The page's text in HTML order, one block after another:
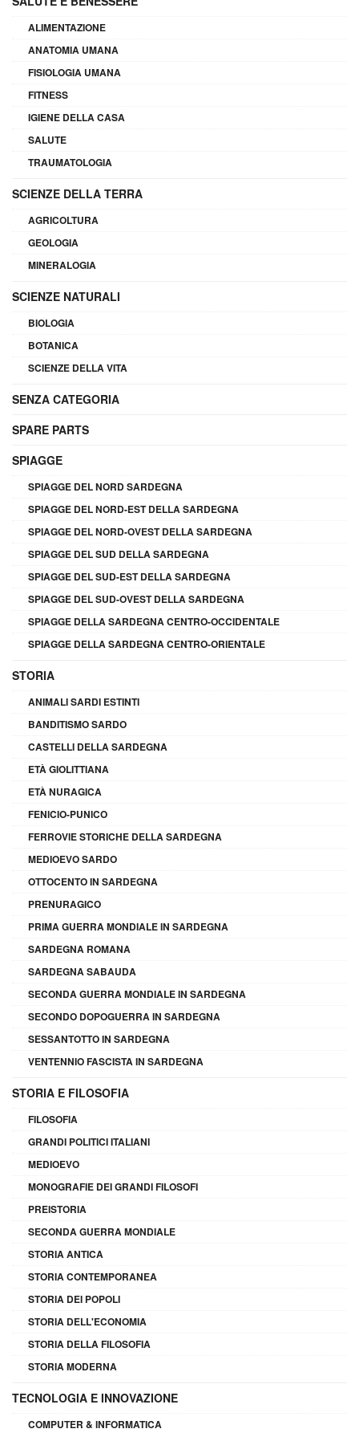
ALIMENTAZIONE
ANATOMIA UMANA
FISIOLOGIA UMANA
FITNESS
IGIENE DELLA CASA
SALUTE
TRAUMATOLOGIA
SCIENZE DELLA TERRA
AGRICOLTURA
GEOLOGIA
MINERALOGIA
SCIENZE NATURALI
BIOLOGIA
BOTANICA
SCIENZE DELLA VITA
SENZA CATEGORIA
SPARE PARTS
SPIAGGE
SPIAGGE DEL NORD SARDEGNA
SPIAGGE DEL NORD-EST DELLA SARDEGNA
SPIAGGE DEL NORD-OVEST DELLA SARDEGNA
SPIAGGE DEL SUD DELLA SARDEGNA
SPIAGGE DEL SUD-EST DELLA SARDEGNA
SPIAGGE DEL SUD-OVEST DELLA SARDEGNA
SPIAGGE DELLA SARDEGNA CENTRO-OCCIDENTALE
SPIAGGE DELLA SARDEGNA CENTRO-ORIENTALE
STORIA
ANIMALI SARDI ESTINTI
BANDITISMO SARDO
CASTELLI DELLA SARDEGNA
ETÀ GIOLITTIANA
ETÀ NURAGICA
FENICIO-PUNICO
FERROVIE STORICHE DELLA SARDEGNA
MEDIOEVO SARDO
OTTOCENTO IN SARDEGNA
PRENURAGICO
PRIMA GUERRA MONDIALE IN SARDEGNA
SARDEGNA ROMANA
SARDEGNA SABAUDA
SECONDA GUERRA MONDIALE IN SARDEGNA
SECONDO DOPOGUERRA IN SARDEGNA
SESSANTOTTO IN SARDEGNA
VENTENNIO FASCISTA IN SARDEGNA
STORIA E FILOSOFIA
FILOSOFIA
GRANDI POLITICI ITALIANI
MEDIOEVO
MONOGRAFIE DEI GRANDI FILOSOFI
PREISTORIA
SECONDA GUERRA MONDIALE
STORIA ANTICA
STORIA CONTEMPORANEA
STORIA DEI POPOLI
STORIA DELL'ECONOMIA
STORIA DELLA FILOSOFIA
STORIA MODERNA
TECNOLOGIA E INNOVAZIONE
COMPUTER & INFORMATICA